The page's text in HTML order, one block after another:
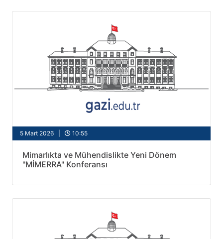
5 Mart 2026 | 10:55
Mimarlıkta ve Mühendislikte Yeni Dönem
''MİMERRA'' Konferansı